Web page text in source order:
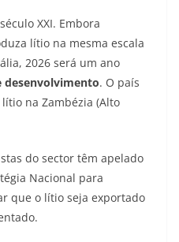
XXI. Embora
lítio na mesma escala
2026 será um ano
desenvolvimento. O país
na Zambézia (Alto
do sector têm apelado
Nacional para
que o lítio seja exportado